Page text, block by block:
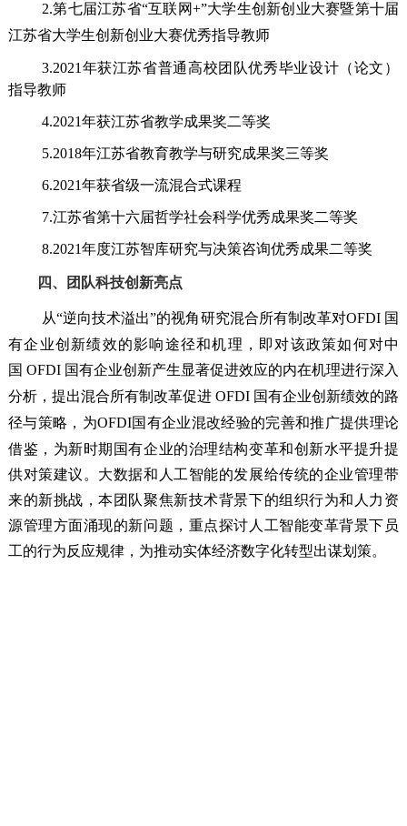
2.第七届江苏省“互联网+”大学生创新创业大赛暨第十届
江苏省大学生创新创业大赛优秀指导教师
3.2021 年获江苏省普通高校团队优秀毕业设计（论文）
指导教师
4.2021年获江苏省教学成果奖二等奖
5.2018年江苏省教育教学与研究成果奖三等奖
6.2021年获省级一流混合式课程
7.江苏省第十六届哲学社会科学优秀成果奖二等奖
8.2021年度江苏智库研究与决策咨询优秀成果二等奖
四、团队科技创新亮点
从“逆向技术溢出”的视角研究混合所有制改革对OFDI 国
有企业创新绩效的影响途径和机理，即对该政策如何对中
国 OFDI 国有企业创新产生显著促进效应的内在机理进行深入
分析，提出混合所有制改革促进 OFDI 国有企业创新绩效的路
径与策略，为OFDI国有企业混改经验的完善和推广提供理论
借鉴，为新时期国有企业的治理结构变革和创新水平提升提
供对策建议。大数据和人工智能的发展给传统的企业管理带
来的新挑战，本团队聚焦新技术背景下的组织行为和人力资
源管理方面涌现的新问题，重点探讨人工智能变革背景下员
工的行为反应规律，为推动实体经济数字化转型出谋划策。